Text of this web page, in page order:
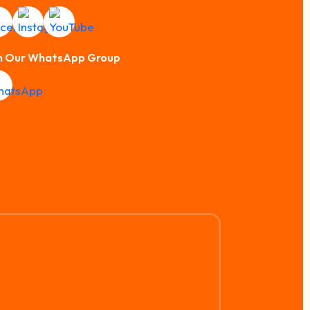
Our WhatsApp Group